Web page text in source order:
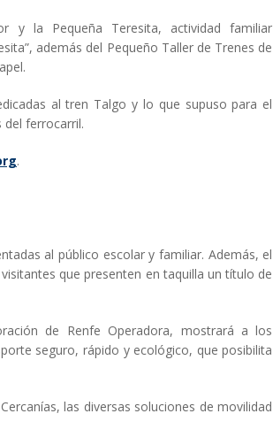
y la Pequeña Teresita, actividad familiar
además del Pequeño Taller de Trenes de
al tren Talgo y lo que supuso para el
del ferrocarril.
.
al público escolar y familiar. Además, el
que presenten en taquilla un título de
de Renfe Operadora, mostrará a los
seguro, rápido y ecológico, que posibilita
las diversas soluciones de movilidad